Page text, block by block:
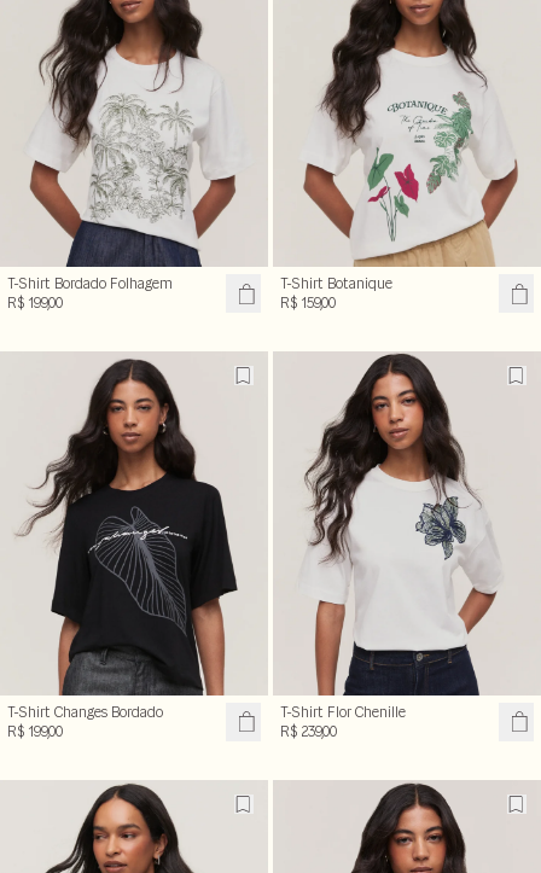
T-Shirt Bordado Folhagem
R$ 199,00
T-Shirt Botanique
R$ 159,00
T-Shirt Changes Bordado
R$ 199,00
T-Shirt Flor Chenille
R$ 239,00